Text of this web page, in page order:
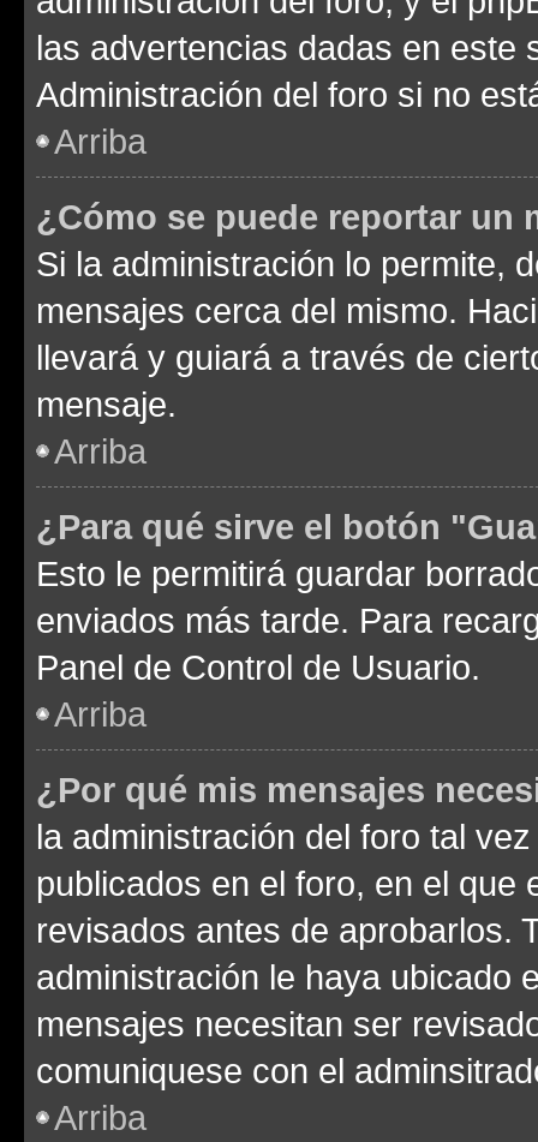
las advertencias dadas en este
Administración del foro si no
Arriba
¿Cómo se puede reportar un
Si la administración lo permite,
mensajes cerca del mismo.
llevará y guiará a través de
mensaje.
Arriba
¿Para qué sirve el botón
Esto le permitirá guardar
enviados más tarde. Para
Panel de Control de Usuario.
Arriba
¿Por qué mis mensajes
la administración del foro tal
publicados en el foro, en el
revisados antes de aprobarlos.
administración le haya ubicado
mensajes necesitan ser
comuniquese con el
Arriba